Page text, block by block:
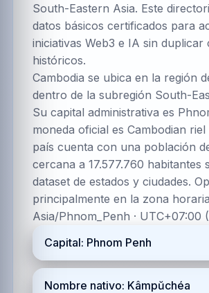
South-Eastern Asia. Este
datos básicos certificados para
iniciativas Web3 e IA sin duplicar
históricos.
Cambodia se ubica en la región
dentro de la subregión South-
Su capital administrativa es
moneda oficial es Cambodian riel
país cuenta con una población
cercana a 17.577.760 habitantes
dataset de estados y ciudades.
principalmente en la zona horaria
Asia/Phnom_Penh · UTC+07:00
Capital: Phnom Penh
Nombre nativo: Kâmpŭchéa